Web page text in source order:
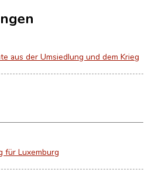
aus der Umsiedlung und dem Krieg
für Luxemburg